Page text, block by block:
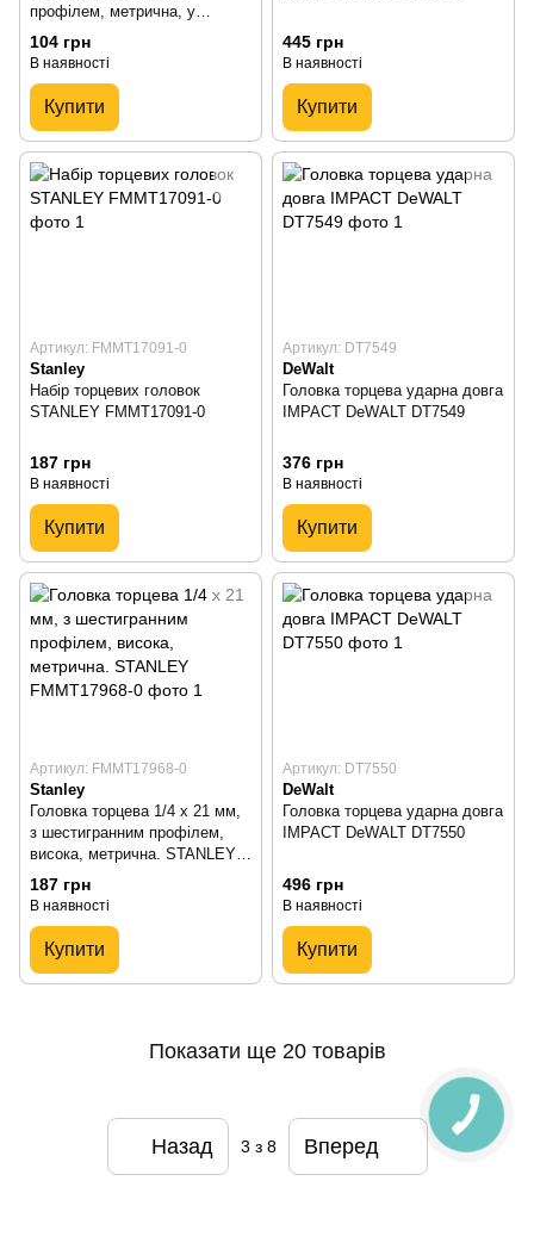
профілем, метрична, у
блістері. STANLEY 4-88-792
104 грн
В наявності
Купити
445 грн
В наявності
Купити
Артикул: FMMT17091-0
Stanley
Набір торцевих головок
STANLEY FMMT17091-0
187 грн
В наявності
Купити
Артикул: DT7549
DeWalt
Головка торцева ударна довга
IMPACT DeWALT DT7549
376 грн
В наявності
Купити
Артикул: FMMT17968-0
Stanley
Головка торцева 1/4 х 21 мм,
з шестигранним профілем,
висока, метрична. STANLEY
FMMT17968-0
187 грн
В наявності
Купити
Артикул: DT7550
DeWalt
Головка торцева ударна довга
IMPACT DeWALT DT7550
496 грн
В наявності
Купити
Показати ще 20 товарів
Назад 3 з 8 Вперед